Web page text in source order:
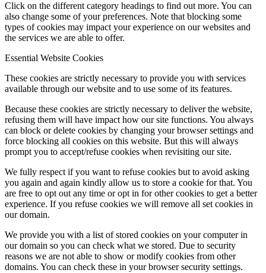
Click on the different category headings to find out more. You can
also change some of your preferences. Note that blocking some
types of cookies may impact your experience on our websites and
the services we are able to offer.
Essential Website Cookies
These cookies are strictly necessary to provide you with services
available through our website and to use some of its features.
Because these cookies are strictly necessary to deliver the website,
refusing them will have impact how our site functions. You always
can block or delete cookies by changing your browser settings and
force blocking all cookies on this website. But this will always
prompt you to accept/refuse cookies when revisiting our site.
We fully respect if you want to refuse cookies but to avoid asking
you again and again kindly allow us to store a cookie for that. You
are free to opt out any time or opt in for other cookies to get a better
experience. If you refuse cookies we will remove all set cookies in
our domain.
We provide you with a list of stored cookies on your computer in
our domain so you can check what we stored. Due to security
reasons we are not able to show or modify cookies from other
domains. You can check these in your browser security settings.